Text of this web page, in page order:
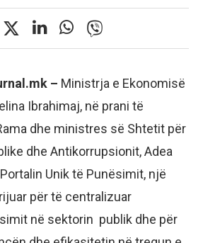
– Ministrja e Ekonomisë
Ibrahimaj, në prani të
dhe ministres së Shtetit për
dhe Antikorrupsionit, Adea
Unik të Punësimit, një
për të centralizuar
në sektorin publik dhe për